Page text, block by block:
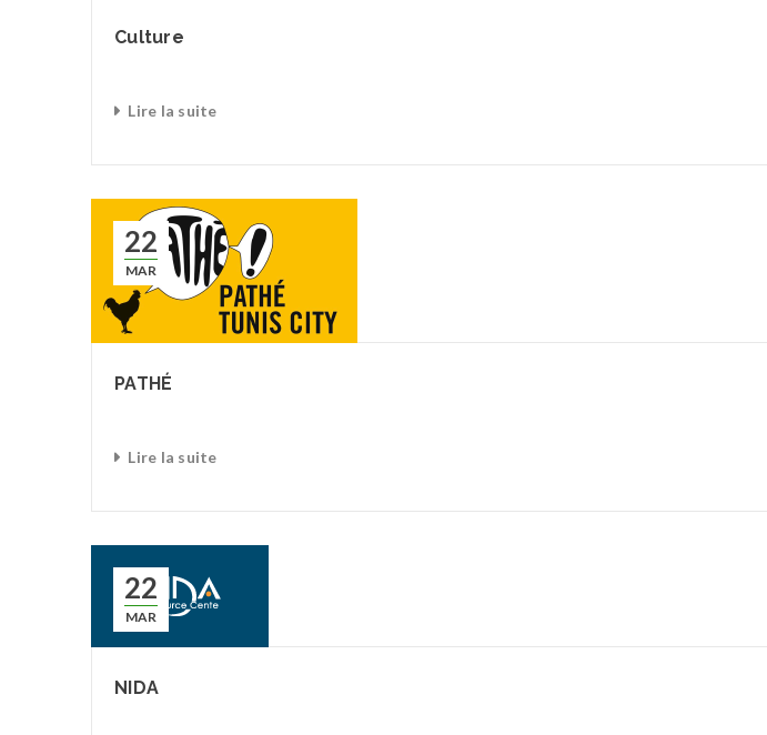
Culture
Lire la suite
22
MAR
PATHÉ
Lire la suite
22
MAR
NIDA